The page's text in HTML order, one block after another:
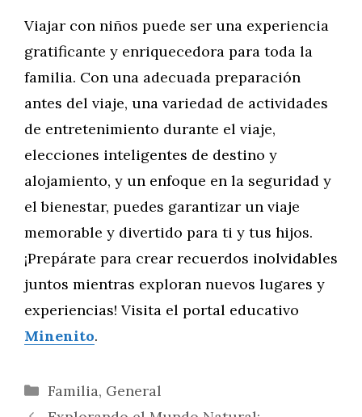
Viajar con niños puede ser una experiencia
gratificante y enriquecedora para toda la
familia. Con una adecuada preparación
antes del viaje, una variedad de actividades
de entretenimiento durante el viaje,
elecciones inteligentes de destino y
alojamiento, y un enfoque en la seguridad y
el bienestar, puedes garantizar un viaje
memorable y divertido para ti y tus hijos.
¡Prepárate para crear recuerdos inolvidables
juntos mientras exploran nuevos lugares y
experiencias! Visita el portal educativo
Minenito.
Categorías
Familia, General